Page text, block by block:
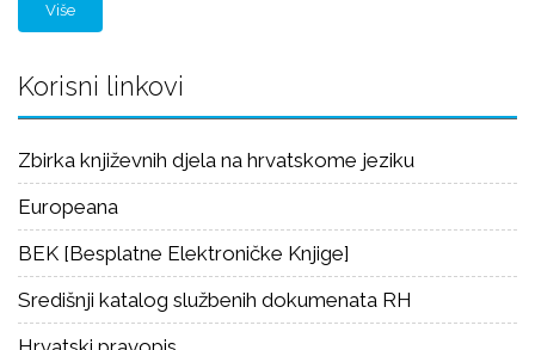
Više
Korisni linkovi
Zbirka književnih djela na hrvatskome jeziku
Europeana
BEK [Besplatne Elektroničke Knjige]
Središnji katalog službenih dokumenata RH